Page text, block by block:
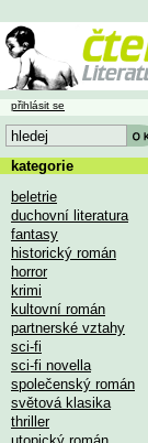
přihlásit se
kategorie
beletrie
duchovní literatura
fantasy
historický román
horror
krimi
kultovní román
partnerské vztahy
sci-fi
sci-fi novella
společenský román
světová klasika
thriller